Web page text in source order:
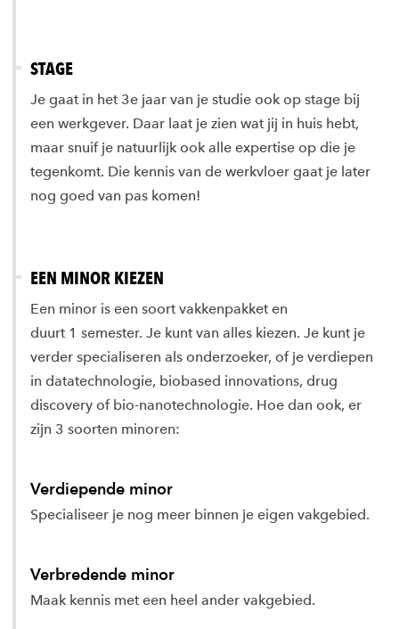
STAGE
Je gaat in het 3e jaar van je studie ook op stage bij
een werkgever. Daar laat je zien wat jij in huis hebt,
maar snuif je natuurlijk ook alle expertise op die je
tegenkomt. Die kennis van de werkvloer gaat je later
nog goed van pas komen!
EEN MINOR KIEZEN
Een minor is een soort vakkenpakket en
duurt 1 semester. Je kunt van alles kiezen. Je kunt je
verder specialiseren als onderzoeker, of je verdiepen
in datatechnologie, biobased innovations, drug
discovery of bio-nanotechnologie. Hoe dan ook, er
zijn 3 soorten minoren:
Verdiepende minor
Specialiseer je nog meer binnen je eigen vakgebied.
Verbredende minor
Maak kennis met een heel ander vakgebied.